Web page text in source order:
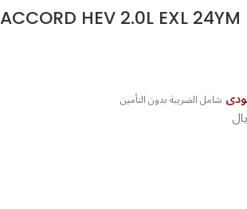
ACCORD HEV 2.0L EXL
شامل الضريبة بدون التأمين